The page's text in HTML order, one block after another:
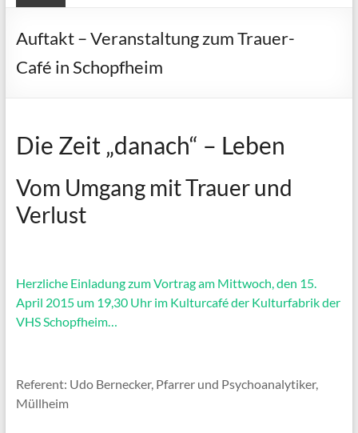
Auftakt – Veranstaltung zum Trauer-
Café in Schopfheim
Die Zeit „danach“ – Leben
Vom Umgang mit Trauer und
Verlust
Herzliche Einladung zum Vortrag am Mittwoch, den 15.
April 2015 um 19,30 Uhr im Kulturcafé der Kulturfabrik der
VHS Schopfheim…
Referent: Udo Bernecker, Pfarrer und Psychoanalytiker,
Müllheim